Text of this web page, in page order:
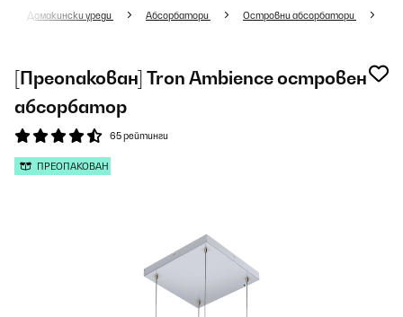
Домакински уреди Абсорбатори Островни абсорбатори
[Преопакован] Tron Ambience островен
абсорбатор
65 рейтинги
ПРЕОПАКОВАН